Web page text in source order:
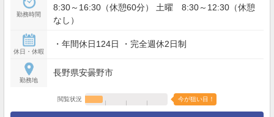
勤務時間
8:30～16:30（休憩60分） 土曜 8:30～12:30（休憩
なし）
休日・休暇
・年間休日124日 ・完全週休2日制
勤務地
長野県安曇野市
閲覧状況 今が狙い目！